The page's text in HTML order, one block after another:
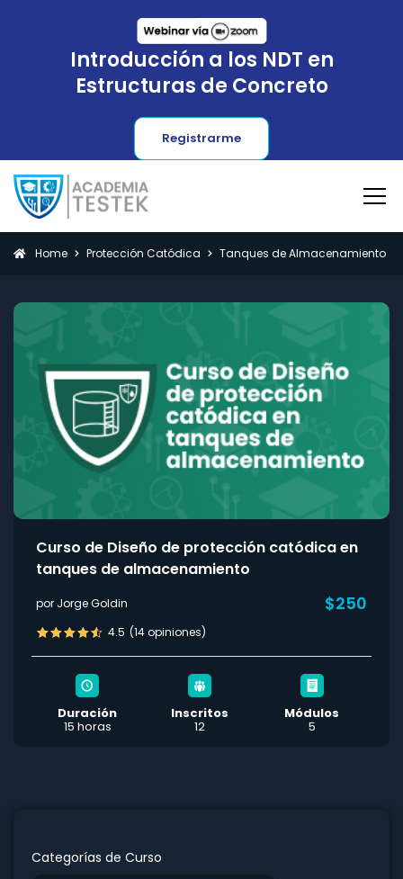
Introducción a los NDT en
Estructuras de Concreto
Registrarme
Home Protección Catódica Tanques de Almacenamiento
Curso de Diseño de protección catódica en
tanques de almacenamiento
por Jorge Goldin $250
4.5 (14 opiniones)
Duración
15 horas
Inscritos
12
Módulos
5
Categorías de Curso